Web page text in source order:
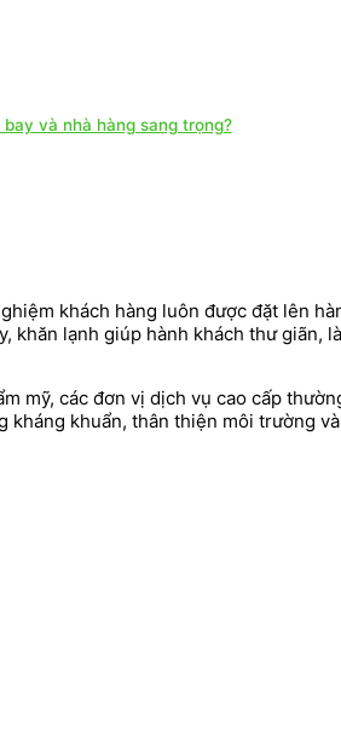
và nhà hàng sang trọng?
khách hàng luôn được đặt lên
lạnh giúp hành khách thư giãn,
mỹ, các đơn vị dịch vụ cao cấp
kháng khuẩn, thân thiện môi trường